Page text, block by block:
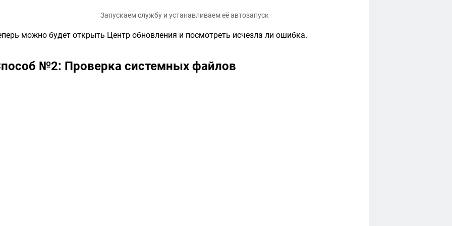
Запускаем службу и устанавливаем её автозапуск
можно будет открыть Центр обновления и посмотреть исчезла ли ошибка.
№2: Проверка системных файлов